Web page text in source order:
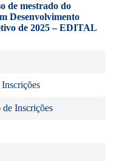
de mestrado do
Desenvolvimento
de 2025 – EDITAL
Inscrições